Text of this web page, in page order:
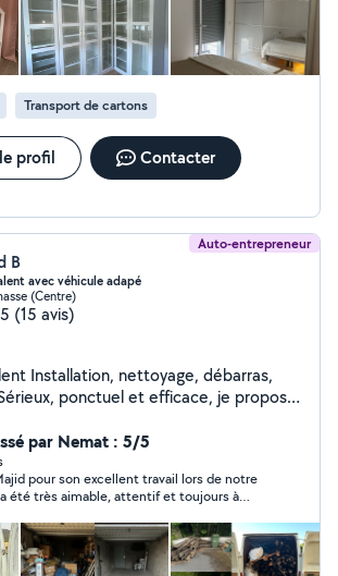
Transport de cartons
profil Contacter
Auto-entrepreneur
B
avec véhicule adapé
(Centre)
(15 avis)
Installation, nettoyage, débarras,
et réactif, je m'adapte à vos besoins,
une urgence ou une intervention
un devis gratuit ou plus d'infos !
par Nemat : 5/5
pour son excellent travail lors de notre
été très aimable, attentif et toujours à
et efficace. Tout s’est déroulé dans une
et en toute confiance. Je le recommande
utilisateurs !